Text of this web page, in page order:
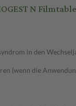
N
in den
(wenn die